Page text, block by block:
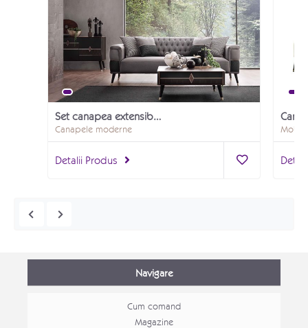
Set canapea extensibila Diamond
Canapele moderne
Detalii Produs
Navigare
Cum comand
Magazine